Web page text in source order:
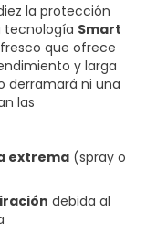
la protección
tecnología Smart
que ofrece
y larga
derramará ni una
las
extrema (spray o
debida al